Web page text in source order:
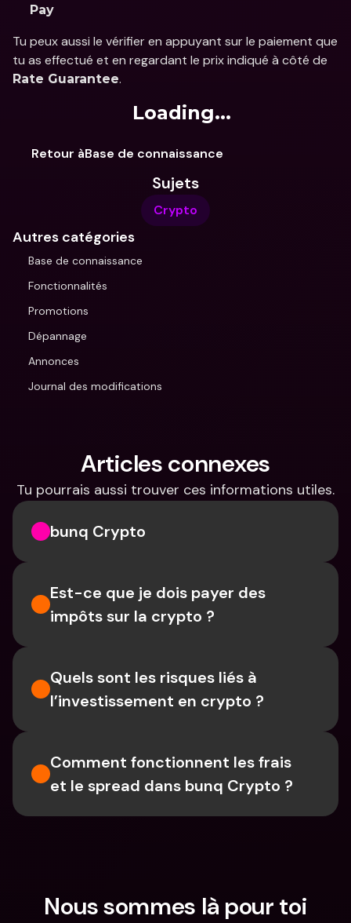
Pay
Tu peux aussi le vérifier en appuyant sur le paiement que
Rate Guarantee.
Loading...
Retour àBase de connaissance
Sujets
Crypto
Autres catégories
Base de connaissance
Fonctionnalités
Promotions
Dépannage
Annonces
Journal des modifications
Articles connexes
Tu pourrais aussi trouver ces informations utiles.
bunq Crypto
Est-ce que je dois payer des
impôts sur la crypto ?
Quels sont les risques liés à
l’investissement en crypto ?
Comment fonctionnent les frais
et le spread dans bunq Crypto ?
Nous sommes là pour toi